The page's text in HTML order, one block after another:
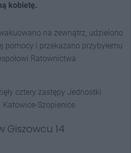
kobietę.
na zewnątrz, udzielono
pomocy i przekazano przybyłemu
Ratownictwa
cztery zastępy Jednostki
Szopienice.
Giszowcu 14